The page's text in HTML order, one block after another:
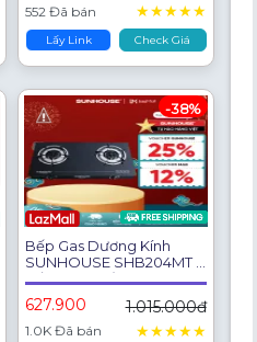
552 Đã bán ★★★★★
Lấy Link Check Giá
Bếp Gas Dương Kính
SUNHOUSE SHB204MT -
Đầu Hâm Tiết Kiệm Gas -
Đánh Lửa Magneto Bền
Bỉ - Kính Cường Lực Chịu
Nhiệt Tốt - Lắp Ráp Tại
627.900 1.015.000đ
1.0K Đã bán ★★★★★
-38%